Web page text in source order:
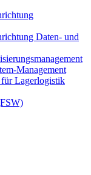
Daten- und
Management
für Lagerlogistik